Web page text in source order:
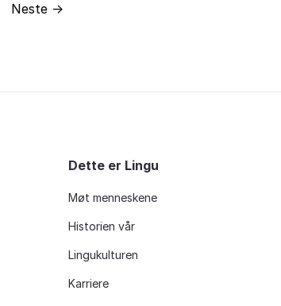
Neste →
Dette er Lingu
Møt menneskene
Historien vår
Lingukulturen
Karriere